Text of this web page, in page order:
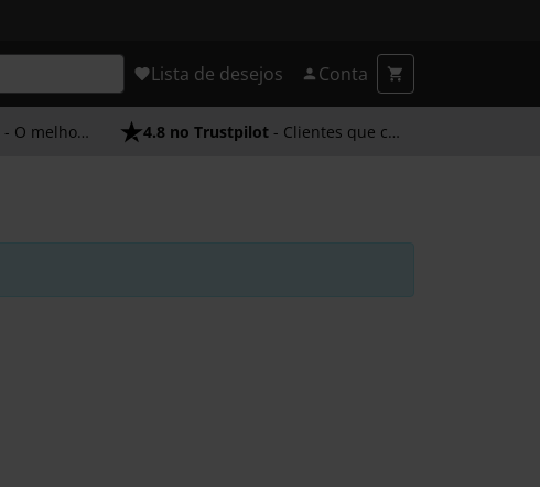
Lista de desejos Conta
- O melhor atendimento 4.8 no Trustpilot - Clientes que confiam em nós